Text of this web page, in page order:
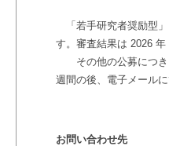
「若手研究者奨励型
す。審査結果は 2026
その他の公募につき
週間の後、電子メールに
お問い合わせ先